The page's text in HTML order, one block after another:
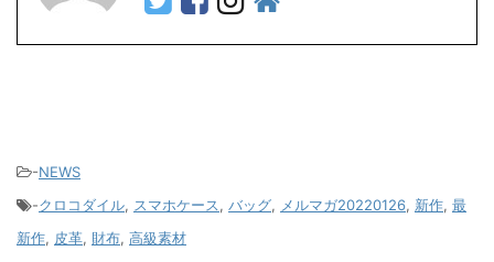
-NEWS
-クロコダイル, スマホケース, バッグ, メルマガ20220126, 新作, 最
新作, 皮革, 財布, 高級素材